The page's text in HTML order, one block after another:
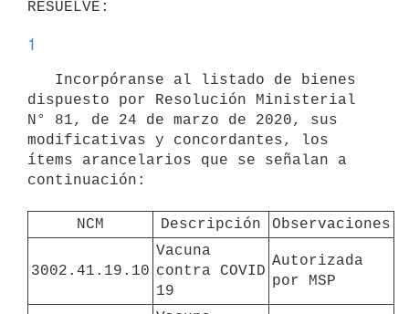
1
dispuesto por Resolución Ministerial
N° 81, de 24 de marzo de 2020, sus
modificativas y concordantes, los
ítems arancelarios que se señalan a
continuación:
NCM Descripción Observaciones
3002.41.19.10
Vacuna
contra COVID
19
Autorizada
por MSP